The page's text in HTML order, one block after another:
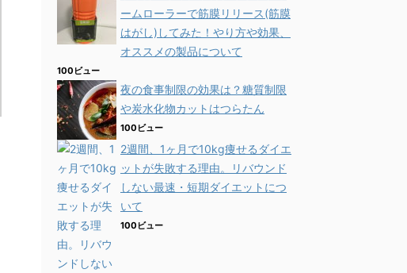
ームローラーで筋膜リリース(筋膜
はがし)してみた！やり方や効果、
オススメの製品について
100ビュー
夜の食事制限の効果は？糖質制限
や炭水化物カットはつらたん
100ビュー
2週間、1ヶ月で10kg痩せるダイエ
ットが失敗する理由。リバウンド
しない最速・短期ダイエットにつ
いて
100ビュー